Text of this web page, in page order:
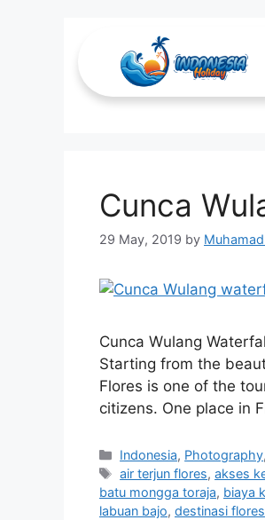
open trip
Cunca
29 May, 2019 by
Cunca Wulang
Starting from the
Flores is one of the
citizens. One place in
Indonesia, Photography
air terjun flores,akses
batu mongga toraja, biaya
labuan bajo, destinasi flores